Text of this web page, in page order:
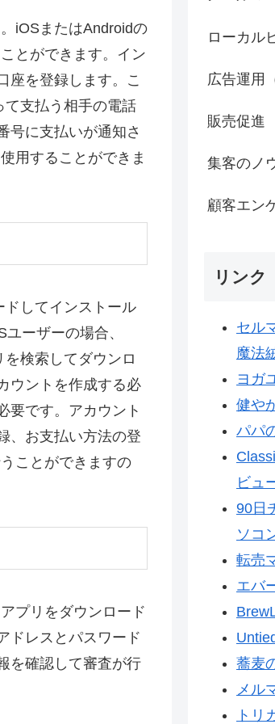
iOSまたはAndroidの
とができます。イン
座を登録します。こ
て支払う相手の電話
号に支払いが通知さ
用することができま
ドしてインストール
ーザーの場合、
検索してダウンロ
ウントを作成する必
要です。アカウント
、お支払い方法の登
ことができますの
プリをダウンロード
ドレスとパスワード
を確認して審査が行
ローカル
広告運用
販売促進
集客のノ
顧客エン
リンク
セル
魔法
ヨガ
健や
パパ
ビュ
90日
ソコ
転売
エバ
蕎麦
メル
トリ